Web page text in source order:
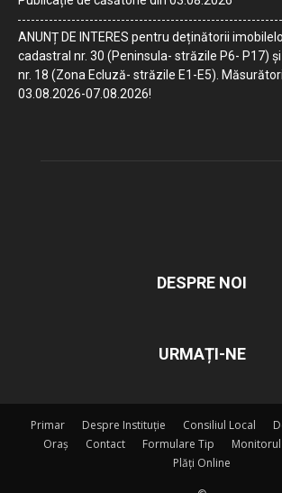
ANUNȚ DE INTERES pentru deținătorii
cadastral nr. 30 (Peninsula- străzile P6- P17)
nr. 18 (Zona Ecluză- străzile E1-E5).
03.08.2026-07.08.2026!
DESPRE NOI
URMAȚI-NE
Primar Despre Instituție Consiliul Local
Oraș
Contact Formulare Tip
Plăți Online